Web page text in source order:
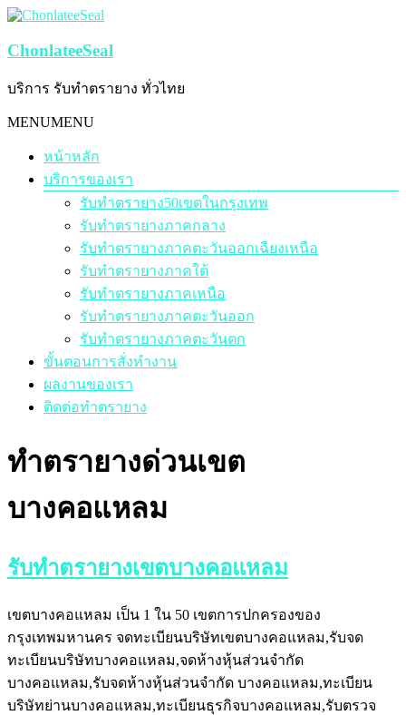
Skip
content
ChonlateeSeal
บริการ รับทำตรายาง ทั่วไทย
Menu
MENUMENU
หน้าหลัก
บริการของเรา
รับทำตรายาง50เขตในกรุงเทพ
รับทำตรายางภาคกลาง
รับทำตรายางภาคตะวันออกเฉียงเหนือ
รับทำตรายางภาคใต้
รับทำตรายางภาคเหนือ
รับทำตรายางภาคตะวันออก
รับทำตรายางภาคตะวันตก
ขั้นตอนการสั่งทำงาน
ผลงานของเรา
ติดต่อทำตรายาง
ทำตรายางด่วนเขต
บางคอแหลม
รับทำตรายางเขตบางคอแหลม
เขตบางคอแหลม เป็น 1 ใน 50 เขตการปกครองของ
กรุงเทพมหานคร จดทะเบียนบริษัทเขตบางคอแหลม,รับจด
ทะเบียนบริษัทบางคอแหลม,จดห้างหุ้นส่วนจำกัด
บางคอแหลม,รับจดห้างหุ้นส่วนจำกัด บางคอแหลม,ทะเบียน
บริษัทย่านบางคอแหลม,ทะเบียนธุรกิจบางคอแหลม,รับตรวจ